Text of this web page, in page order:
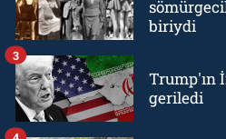
biriydi
Trump'ın
geriledi
3